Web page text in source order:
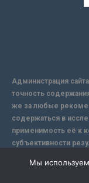
Администрация
точность
же за любые
содержаться в
применимость её к
субъективности
надежной защиты
информацию,
Мы